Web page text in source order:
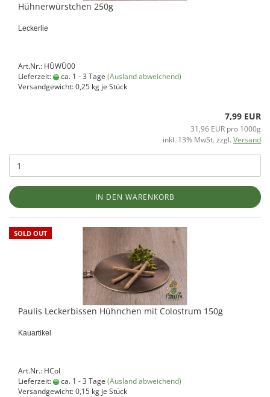
Hühnerwürstchen 250g
Leckerlie
Art.Nr.: HÜWÜ00
Lieferzeit:
ca. 1 - 3 Tage (Ausland abweichend)
Versandgewicht:0,25 kg je Stück
7,99 EUR
31,96 EUR pro 1000g
inkl. 13% MwSt. zzgl. Versand
IN DEN WARENKORB
SOLD OUT
Paulis Leckerbissen Hühnchen mit Colostrum 150g
Kauartikel
Art.Nr.: HCol
Lieferzeit:
ca. 1 - 3 Tage (Ausland abweichend)
Versandgewicht:0,15 kg je Stück